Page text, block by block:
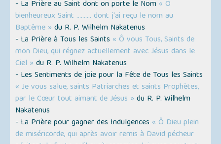
- La Prière au Saint dont on porte le Nom « Ô
bienheureux Saint ………. dont j'ai reçu le nom au
Baptême » du R. P. Wilhelm Nakatenus
- La Prière à Tous les Saints « Ô vous Tous, Saints de
mon Dieu, qui régnez actuellement avec Jésus dans le
Ciel » du R. P. Wilhelm Nakatenus
- Les Sentiments de joie pour la Fête de Tous les Saints
« Je vous salue, saints Patriarches et saints Prophètes,
par le Cœur tout aimant de Jésus » du R. P. Wilhelm
Nakatenus
- La Prière pour gagner des Indulgences « Ô Dieu plein
de miséricorde, qui après avoir remis à David pécheur